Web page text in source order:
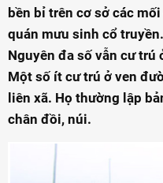
bền bỉ trên cơ sở các
quán mưu sinh cổ
Nguyên đa số vẫn cư trú
Một số ít cư trú ở ven
liên xã. Họ thường lập
chân đồi, núi.